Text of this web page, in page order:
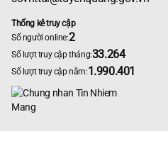
Thống kê truy cập
Số người online:2
Số lượt truy cập tháng:33.264
Số lượt truy cập năm:1.990.401